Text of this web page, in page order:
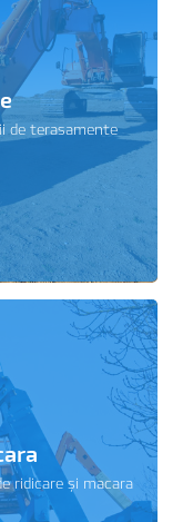
de terasamente
ridicare și macara